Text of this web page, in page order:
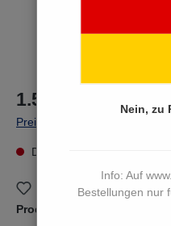
Nein, zu
Info: Auf
Bestellungen nur
1.599,00 €*
Preise inkl. MwSt. zzgl.
Dieser Artikel kann derzeit
Zum Merkzettel hinzufügen
Produktnummer: